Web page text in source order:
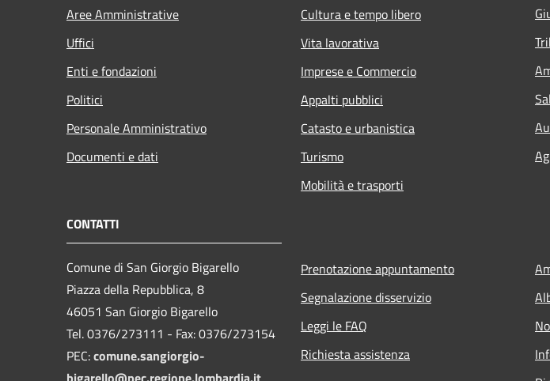
Aree Amministrative
Uffici
Enti e fondazioni
Politici
Personale Amministrativo
Documenti e dati
Cultura e tempo libero
Vita lavorativa
Imprese e Commercio
Appalti pubblici
Catasto e urbanistica
Turismo
Mobilità e trasporti
CONTATTI
Comune di San Giorgio Bigarello
Piazza della Repubblica, 8
46051 San Giorgio Bigarello
Tel. 0376/273111 - Fax: 0376/273154
PEC:comune.sangiorgio-
Prenotazione appuntamento
Segnalazione disservizio
Leggi le FAQ
Richiesta assistenza